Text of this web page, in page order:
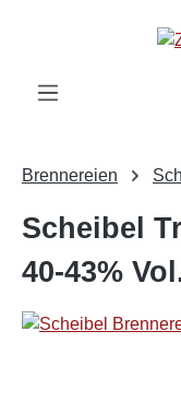
Brennereien
Scheibel
40-43%